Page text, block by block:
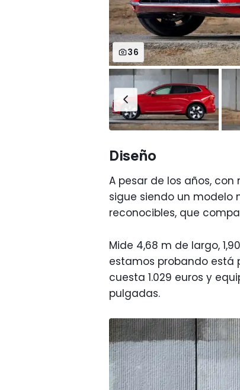
36
Diseño
A pesar de los años,
sigue siendo un
reconocibles, que
Mide 4,68 m de largo,
estamos probando está
cuesta 1.029 euros y
pulgadas.